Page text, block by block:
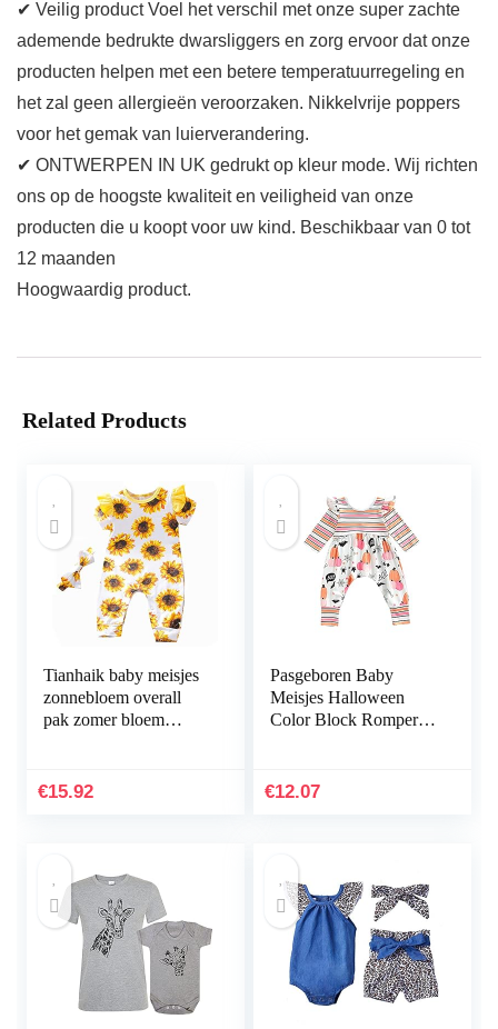
✔ Veilig product Voel het verschil met onze super zachte
ademende bedrukte dwarsliggers en zorg ervoor dat onze
producten helpen met een betere temperatuurregeling en
het zal geen allergieën veroorzaken. Nikkelvrije poppers
voor het gemak van luierverandering.
✔ ONTWERPEN IN UK gedrukt op kleur mode. Wij richten
ons op de hoogste kwaliteit en veiligheid van onze
producten die u koopt voor uw kind. Beschikbaar van 0 tot
12 maanden
Hoogwaardig product.
Related Products
Tianhaik baby meisjes
zonnebloem overall
pak zomer bloem
pyjama Homewear +
€15.92
Pasgeboren Baby
Meisjes Halloween
Color Block Romper
hals Fly Sleeve
€12.07